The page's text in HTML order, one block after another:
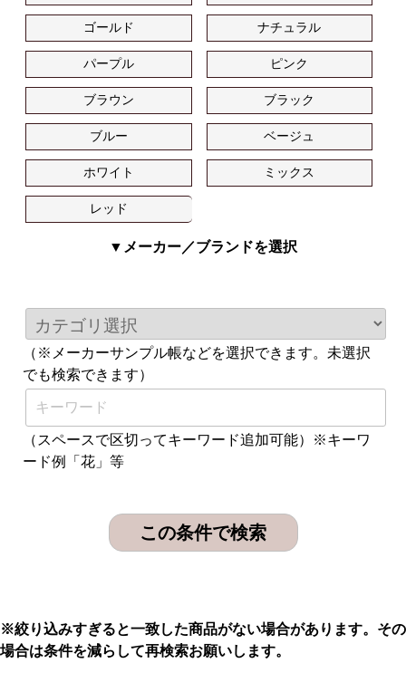
ゴールド ナチュラル
パープル ピンク
ブラウン ブラック
ブルー ベージュ
ホワイト ミックス
レッド
▼メーカー／ブランドを選択
（※メーカーサンプル帳などを選択できます。未選択
でも検索できます）
（スペースで区切ってキーワード追加可能）※キーワ
ード例「花」等
※絞り込みすぎると一致した商品がない場合があります。その
場合は条件を減らして再検索お願いします。